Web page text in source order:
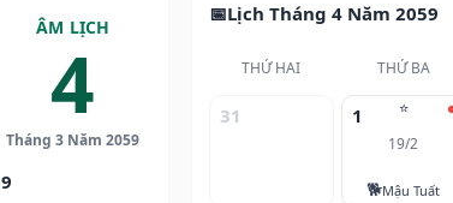
ÂM LỊCH
4
Tháng 3 Năm 2059
Lịch Tháng 4 Năm 2059
THỨ HAI THỨ BA
31 ⭐
1
19/2
🐕Mậu Tuất